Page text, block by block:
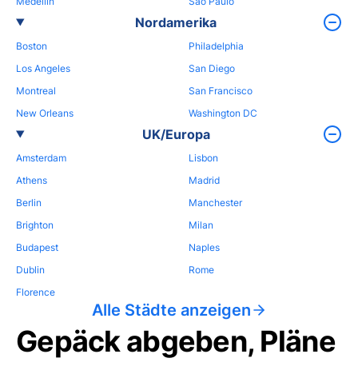
Nordamerika
Boston
Los Angeles
Montreal
New Orleans
Philadelphia
San Diego
San Francisco
Washington DC
UK/Europa
Amsterdam
Athens
Berlin
Brighton
Budapest
Dublin
Florence
Lisbon
Madrid
Manchester
Milan
Naples
Rome
Alle Städte anzeigen
Gepäck abgeben, Pläne